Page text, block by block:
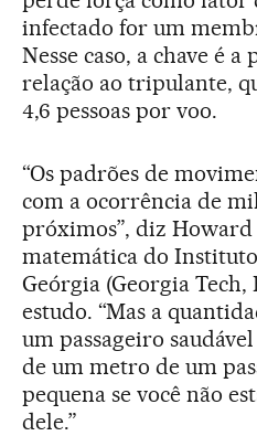
infectado for um
Nesse caso, a chave é
relação ao tripulante,
4,6 pessoas por voo.
“Os padrões de
com a ocorrência de
próximos”, diz Howard
matemática do
Geórgia (Georgia Tech,
estudo. “Mas a
um passageiro
de um metro de um
pequena se você não
dele.”